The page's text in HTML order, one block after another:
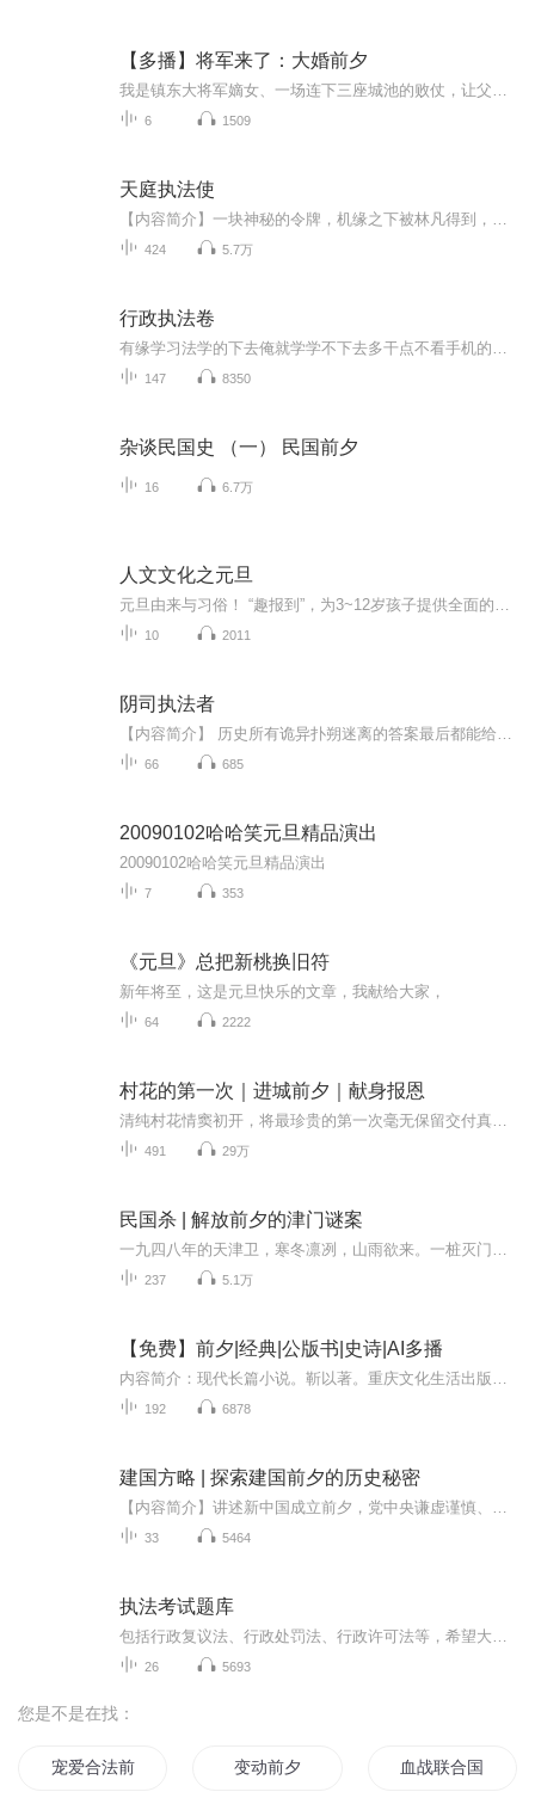
【多播】将军来了：大婚前夕
6 1509
天庭执法使
424 5.7万
行政执法卷
147 8350
杂谈民国史 （一） 民国前夕
16 6.7万
人文文化之元旦
10 2011
阴司执法者
66 685
20090102哈哈笑元旦精品演出
20090102哈哈笑元旦精品演出
7 353
《元旦》总把新桃换旧符
新年将至，这是元旦快乐的文章，我献给大家，
64 2222
村花的第一次｜进城前夕｜献身报恩
491 29万
民国杀 | 解放前夕的津门谜案
237 5.1万
【免费】前夕|经典|公版书|史诗|AI多播
192 6878
建国方略 | 探索建国前夕的历史秘密
33 5464
执法考试题库
26 5693
您是不是在找：
宠爱合法前妻禁止重婚 变动前夕 血战联合国军